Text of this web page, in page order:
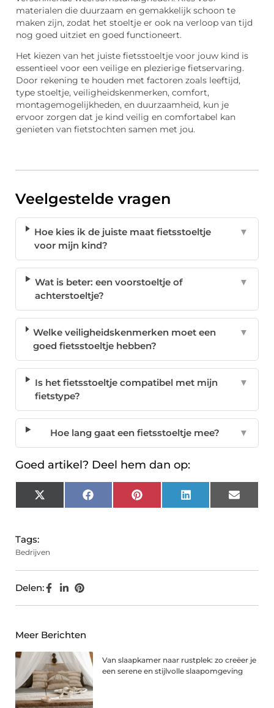
materialen die duurzaam en gemakkelijk schoon te
maken zijn, zodat het stoeltje er ook na verloop van tijd
nog goed uitziet en goed functioneert.
Het kiezen van het juiste fietsstoeltje voor jouw kind is
essentieel voor een veilige en plezierige fietservaring.
Door rekening te houden met factoren zoals leeftijd,
type stoeltje, veiligheidskenmerken, comfort,
montagemogelijkheden, en duurzaamheid, kun je
ervoor zorgen dat je kind veilig en comfortabel kan
genieten van fietstochten samen met jou.
Veelgestelde vragen
Hoe kies ik de juiste maat fietsstoeltje
voor mijn kind?
▼
Wat is beter: een voorstoeltje of
achterstoeltje?
▼
Welke veiligheidskenmerken moet een
goed fietsstoeltje hebben?
▼
Is het fietsstoeltje compatibel met mijn
fietstype?
▼
Hoe lang gaat een fietsstoeltje mee? ▼
Goed artikel? Deel hem dan op:
X
(Twitter)
FacebookPinterest LinkedIn Email
Tags:
Bedrijven
Delen:
Meer Berichten
Van slaapkamer naar rustplek: zo creëer je
een serene en stijlvolle slaapomgeving